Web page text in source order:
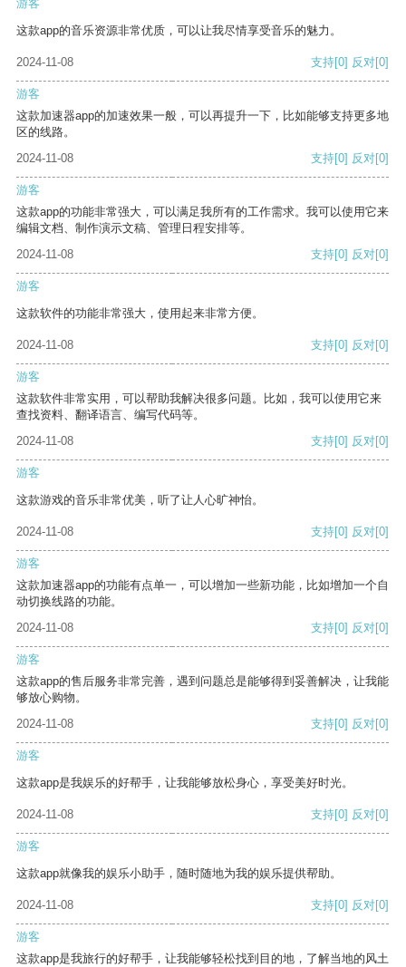
游客
这款app的音乐资源非常优质，可以让我尽情享受音乐的魅力。
2024-11-08 支持[0] 反对[0]
游客
这款加速器app的加速效果一般，可以再提升一下，比如能够支持更多地
区的线路。
2024-11-08
支持[0] 反对[0]
游客
这款app的功能非常强大，可以满足我所有的工作需求。我可以使用它来
编辑文档、制作演示文稿、管理日程安排等。
2024-11-08
支持[0] 反对[0]
游客
这款软件的功能非常强大，使用起来非常方便。
2024-11-08 支持[0] 反对[0]
游客
这款软件非常实用，可以帮助我解决很多问题。比如，我可以使用它来
查找资料、翻译语言、编写代码等。
2024-11-08
支持[0] 反对[0]
游客
这款游戏的音乐非常优美，听了让人心旷神怡。
2024-11-08 支持[0] 反对[0]
游客
这款加速器app的功能有点单一，可以增加一些新功能，比如增加一个自
动切换线路的功能。
2024-11-08
支持[0] 反对[0]
游客
这款app的售后服务非常完善，遇到问题总是能够得到妥善解决，让我能
够放心购物。
2024-11-08
支持[0] 反对[0]
游客
这款app是我娱乐的好帮手，让我能够放松身心，享受美好时光。
2024-11-08 支持[0] 反对[0]
游客
这款app就像我的娱乐小助手，随时随地为我的娱乐提供帮助。
2024-11-08 支持[0] 反对[0]
游客
这款app是我旅行的好帮手，让我能够轻松找到目的地，了解当地的风土